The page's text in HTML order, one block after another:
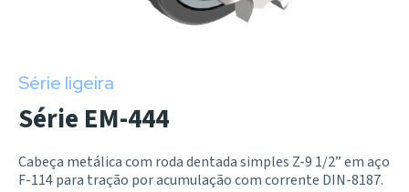
Série ligeira
Série EM-444
Cabeça metálica com roda dentada simples Z-9 1/2” em aço
F-114 para tração por acumulação com corrente DIN-8187.